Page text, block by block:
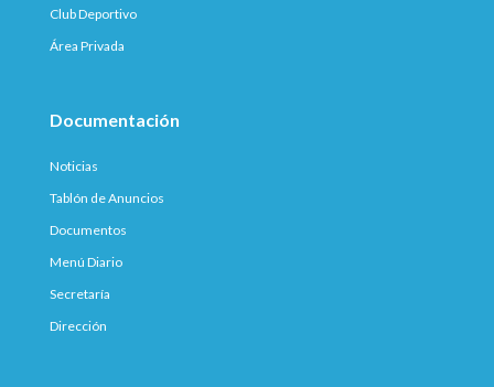
Club Deportivo
Área Privada
Documentación
Noticias
Tablón de Anuncios
Documentos
Menú Diario
Secretaría
Dirección